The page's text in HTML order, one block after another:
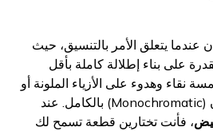
عندما يتعلق الأمر بالتنسيق، حيث
على بناء إطلالة كاملة بأقل
نقاء وهدوء على الأزياء الملونة أو
لإكمال إطلالة أحادية اللون (Monochromatic) بالكامل. عند
، فأنت تختارين قطعة تسمح لك